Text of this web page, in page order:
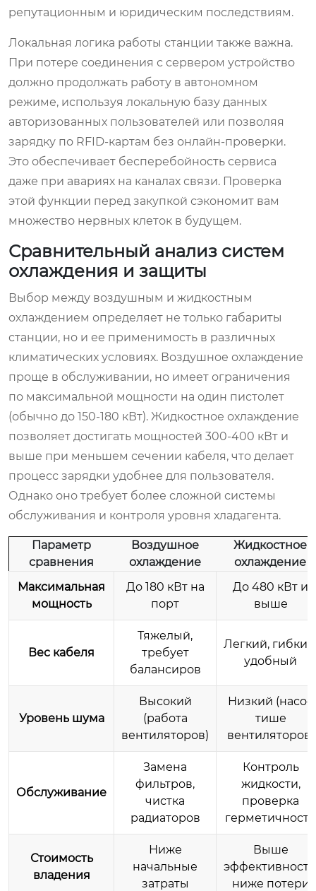
репутационным и юридическим последствиям.
Локальная логика работы станции также важна.
При потере соединения с сервером устройство
должно продолжать работу в автономном
режиме, используя локальную базу данных
авторизованных пользователей или позволяя
зарядку по RFID-картам без онлайн-проверки.
Это обеспечивает бесперебойность сервиса
даже при авариях на каналах связи. Проверка
этой функции перед закупкой сэкономит вам
множество нервных клеток в будущем.
Сравнительный анализ систем
охлаждения и защиты
Выбор между воздушным и жидкостным
охлаждением определяет не только габариты
станции, но и ее применимость в различных
климатических условиях. Воздушное охлаждение
проще в обслуживании, но имеет ограничения
по максимальной мощности на один пистолет
(обычно до 150-180 кВт). Жидкостное охлаждение
позволяет достигать мощностей 300-400 кВт и
выше при меньшем сечении кабеля, что делает
процесс зарядки удобнее для пользователя.
Однако оно требует более сложной системы
обслуживания и контроля уровня хладагента.
Параметр
сравнения
Воздушное
охлаждение
Жидкостное
охлаждение
Максимальная
мощность
До 180 кВт на
порт
До 480 кВт и
выше
Вес кабеля
Тяжелый,
требует
балансиров
Легкий,
удобный
Уровень шума
Высокий
(работа
вентиляторов)
Низкий (насос
тише
вентиляторов)
Обслуживание
Замена
фильтров,
чистка
радиаторов
Контроль
жидкости,
проверка
герметичности
Стоимость
владения
Ниже
начальные
затраты
Выше
ниже потери